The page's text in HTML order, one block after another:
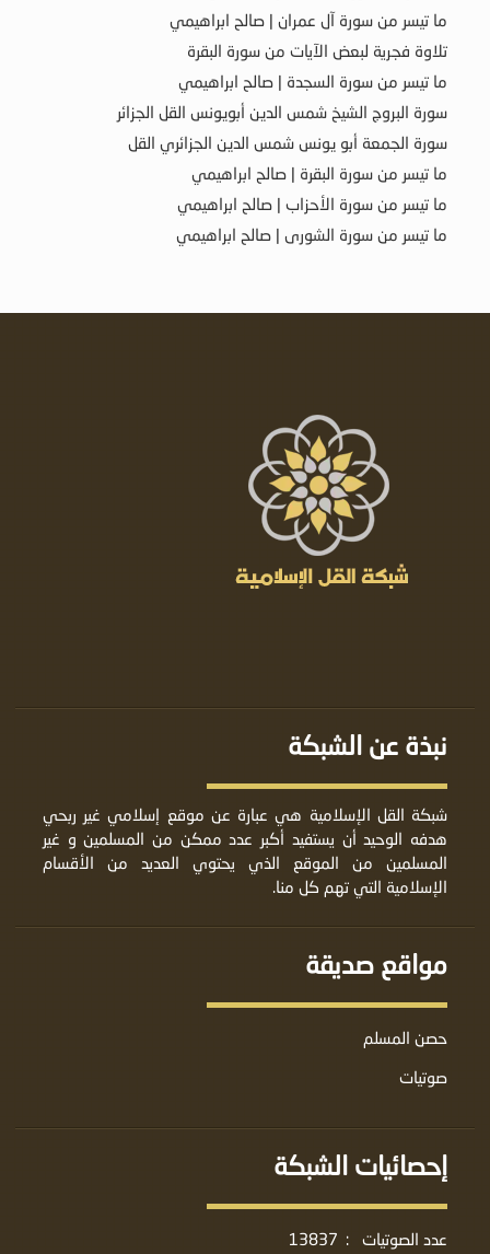
ما تيسر من سورة آل عمران | صالح ابراهيمي
تلاوة فجرية لبعض الآيات من سورة البقرة
ما تيسر من سورة السجدة | صالح ابراهيمي
سورة البروج الشيخ شمس الدين أبويونس القل الجزائر
سورة الجمعة أبو يونس شمس الدين الجزائري القل
ما تيسر من سورة البقرة | صالح ابراهيمي
ما تيسر من سورة الأحزاب | صالح ابراهيمي
ما تيسر من سورة الشورى | صالح ابراهيمي
نبذة عن الشبكة
شبكة القل الإسلامية هي عبارة عن موقع إسلامي غير ربحي
هدفه الوحيد أن يستفيد أكبر عدد ممكن من المسلمين و غير
المسلمين من الموقع الذي يحتوي العديد من الأقسام
الإسلامية التي تهم كل منا.
مواقع صديقة
حصن المسلم
صوتيات
إحصائيات الشبكة
عدد الصوتيات :
13837